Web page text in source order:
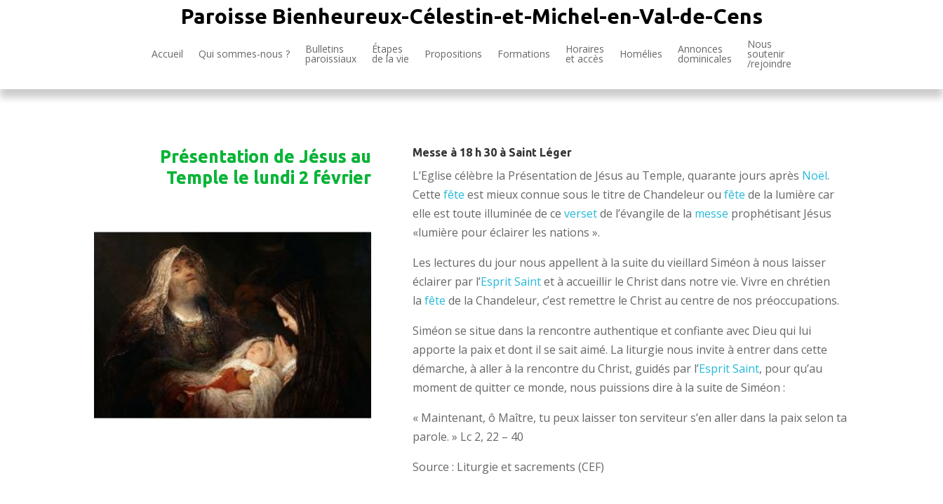
Paroisse Bienheureux-Célestin-et-Michel-en-Val-de-Cens
Accueil Qui sommes-nous ? Bulletins
paroissiaux
Étapes
de la vie Propositions Formations Horaires
et accès Homélies Annonces
dominicales
Nous
soutenir
/rejoindre
Présentation de Jésus au
Temple le lundi 2 février
Messe à 18 h 30 à Saint Léger
L’Eglise célèbre la Présentation de Jésus au Temple, quarante jours après Noël.
Cettefête est mieux connue sous le titre de Chandeleur oufête de la lumière car
elle est toute illuminée de ceversetde l’évangile de la messe prophétisant Jésus
«lumière pour éclairer les nations ».
Les lectures du jour nous appellent à la suite du vieillard Siméon à nous laisser
éclairer par l’Esprit Saintet à accueillir le Christ dans notre vie. Vivre en chrétien
lafête de la Chandeleur, c’est remettre le Christ au centre de nos préoccupations.
Siméon se situe dans la rencontre authentique et confiante avec Dieu qui lui
apporte la paix et dont il se sait aimé. La liturgie nous invite à entrer dans cette
démarche, à aller à la rencontre du Christ, guidés par l’Esprit Saint, pour qu’au
moment de quitter ce monde, nous puissions dire à la suite de Siméon :
« Maintenant, ô Maître, tu peux laisser ton serviteur s’en aller dans la paix selon ta
parole. » Lc 2, 22 – 40
Source : Liturgie et sacrements (CEF)